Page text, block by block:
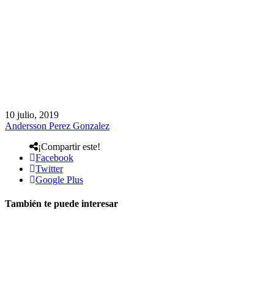
10 julio, 2019
Andersson Perez Gonzalez
¡Compartir este!
Facebook
Twitter
Google Plus
También te puede interesar